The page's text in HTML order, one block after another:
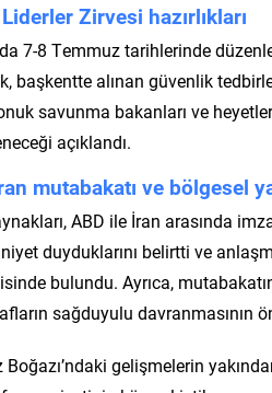
Zirvesi hazırlıkları
7-8 Temmuz tarihlerinde
başkentte alınan güvenlik
savunma bakanları ve
açıklandı.
mutabakatı ve bölgesel
ABD ile İran arasında
duyduklarını belirtti ve
bulundu. Ayrıca,
sağduyulu davranmasının
Boğazı’ndaki gelişmelerin